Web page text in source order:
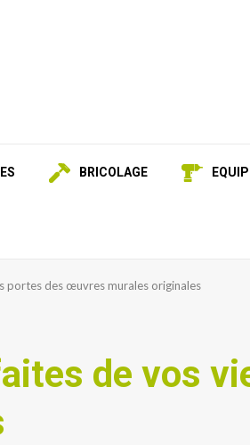
BRICOLAGE
portes des œuvres murales originales
de vos